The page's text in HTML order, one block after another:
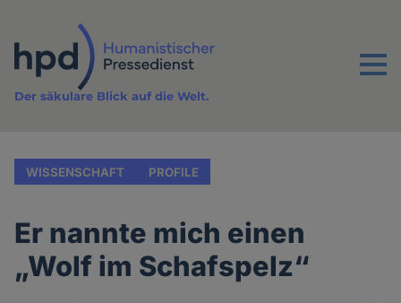
Inhalt
Menu
Der säkulare Blick auf die Welt.
WISSENSCHAFT PROFILE
Er nannte mich einen
„Wolf im Schafspelz“